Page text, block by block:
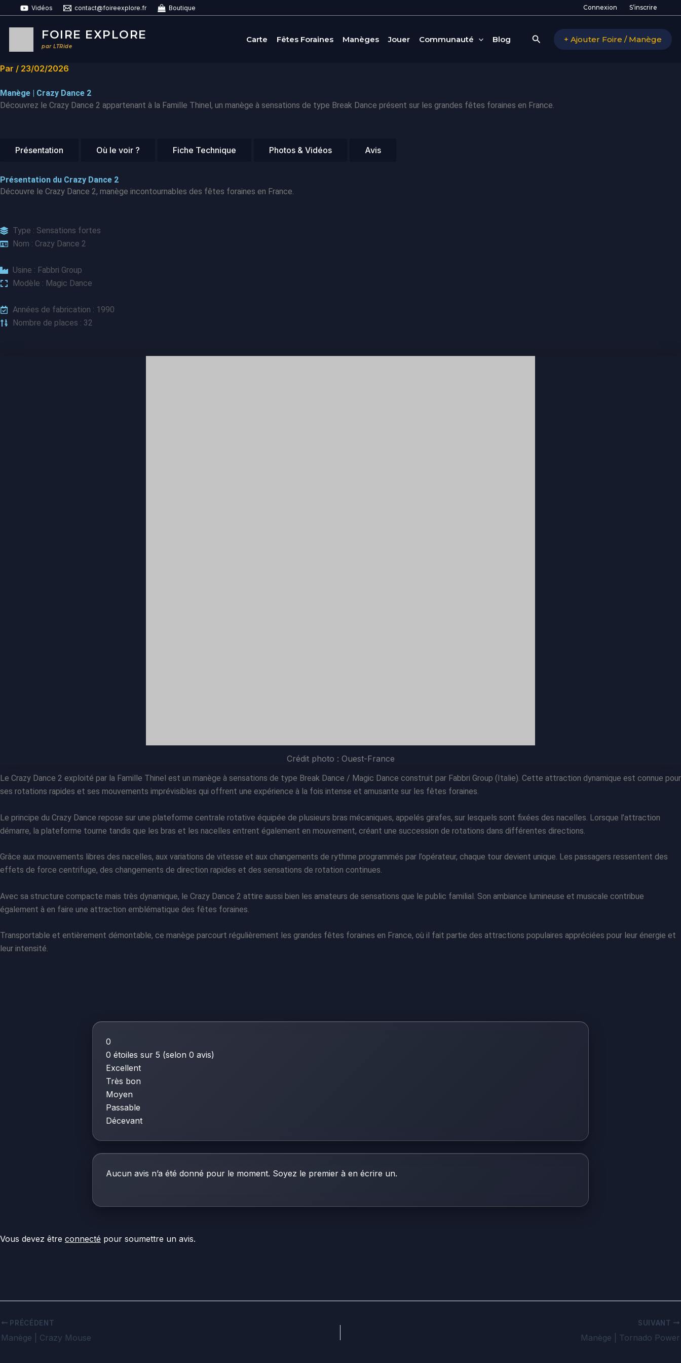
Vidéos contact@foireexplore.fr Boutique Connexion S’inscrire
FOIRE EXPLORE
par LTRide
Carte Fêtes Foraines Manèges Jouer Communauté Blog Rechercher+ Ajouter Foire / Manège
Par / 23/02/2026
Manège | Crazy Dance 2
Découvrez le Crazy Dance 2 appartenant à la Famille Thinel, un manège à sensations de type Break Dance présent sur les grandes fêtes foraines en France.
Présentation Où le voir ? Fiche Technique Photos & Vidéos Avis
Présentation du Crazy Dance 2
Découvre le Crazy Dance 2, manège incontournables des fêtes foraines en France.
Type : Sensations fortes
Nom : Crazy Dance 2
Usine : Fabbri Group
Modèle : Magic Dance
Années de fabrication : 1990
Nombre de places : 32
Crédit photo : Ouest-France
Le Crazy Dance 2 exploité par la Famille Thinel est un manège à sensations de type Break Dance / Magic Dance construit par Fabbri Group (Italie). Cette attraction dynamique est connue pour
ses rotations rapides et ses mouvements imprévisibles qui offrent une expérience à la fois intense et amusante sur les fêtes foraines.
Le principe du Crazy Dance repose sur une plateforme centrale rotative équipée de plusieurs bras mécaniques, appelés girafes, sur lesquels sont fixées des nacelles. Lorsque l’attraction
démarre, la plateforme tourne tandis que les bras et les nacelles entrent également en mouvement, créant une succession de rotations dans différentes directions.
Grâce aux mouvements libres des nacelles, aux variations de vitesse et aux changements de rythme programmés par l’opérateur, chaque tour devient unique. Les passagers ressentent des
effets de force centrifuge, des changements de direction rapides et des sensations de rotation continues.
Avec sa structure compacte mais très dynamique, le Crazy Dance 2 attire aussi bien les amateurs de sensations que le public familial. Son ambiance lumineuse et musicale contribue
également à en faire une attraction emblématique des fêtes foraines.
Transportable et entièrement démontable, ce manège parcourt régulièrement les grandes fêtes foraines en France, où il fait partie des attractions populaires appréciées pour leur énergie et
leur intensité.
0
0 étoiles sur 5 (selon 0 avis)
Excellent
Très bon
Moyen
Passable
Décevant
Aucun avis n’a été donné pour le moment. Soyez le premier à en écrire un.
Vous devez être connecté pour soumettre un avis.
PRÉCÉDENT
Manège | Crazy Mouse
SUIVANT
Manège | Tornado Power